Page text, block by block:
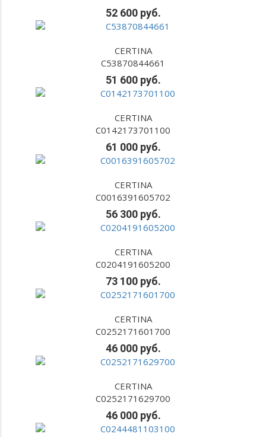
52 600 руб.
CERTINA
C53870844661
51 600 руб.
CERTINA
C0142173701100
61 000 руб.
CERTINA
C0016391605702
56 300 руб.
CERTINA
C0204191605200
73 100 руб.
CERTINA
C0252171601700
46 000 руб.
CERTINA
C0252171629700
46 000 руб.